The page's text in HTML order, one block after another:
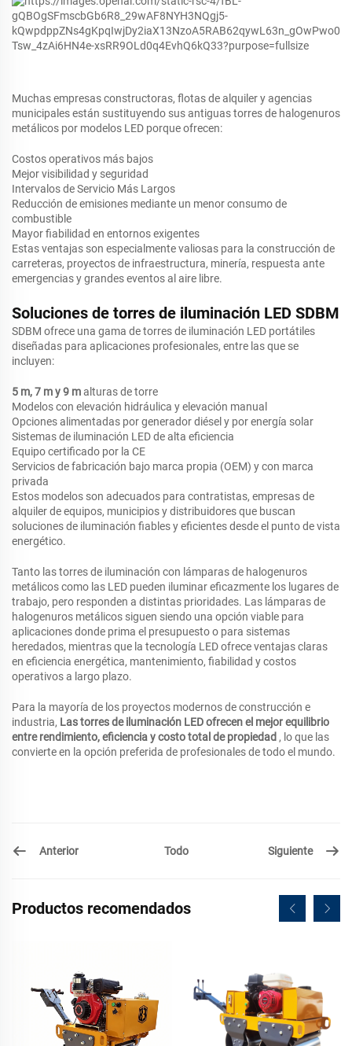
Muchas empresas constructoras, flotas de alquiler y agencias
municipales están sustituyendo sus antiguas torres de halogenuros
metálicos por modelos LED porque ofrecen:
Costos operativos más bajos
Mejor visibilidad y seguridad
Intervalos de Servicio Más Largos
Reducción de emisiones mediante un menor consumo de
combustible
Mayor fiabilidad en entornos exigentes
Estas ventajas son especialmente valiosas para la construcción de
carreteras, proyectos de infraestructura, minería, respuesta ante
emergencias y grandes eventos al aire libre.
Soluciones de torres de iluminación LED SDBM
SDBM ofrece una gama de torres de iluminación LED portátiles
diseñadas para aplicaciones profesionales, entre las que se
incluyen:
5 m, 7 m y 9 malturas de torre
Modelos con elevación hidráulica y elevación manual
Opciones alimentadas por generador diésel y por energía solar
Sistemas de iluminación LED de alta eficiencia
Equipo certificado por la CE
Servicios de fabricación bajo marca propia (OEM) y con marca
privada
Estos modelos son adecuados para contratistas, empresas de
alquiler de equipos, municipios y distribuidores que buscan
soluciones de iluminación fiables y eficientes desde el punto de vista
energético.
Tanto las torres de iluminación con lámparas de halogenuros
metálicos como las LED pueden iluminar eficazmente los lugares de
trabajo, pero responden a distintas prioridades. Las lámparas de
halogenuros metálicos siguen siendo una opción viable para
aplicaciones donde prima el presupuesto o para sistemas
heredados, mientras que la tecnología LED ofrece ventajas claras
en eficiencia energética, mantenimiento, fiabilidad y costos
operativos a largo plazo.
Para la mayoría de los proyectos modernos de construcción e
industria, Las torres de iluminación LED ofrecen el mejor equilibrio
entre rendimiento, eficiencia y costo total de propiedad , lo que las
convierte en la opción preferida de profesionales de todo el mundo.
Anterior Todo Siguiente
Productos recomendados